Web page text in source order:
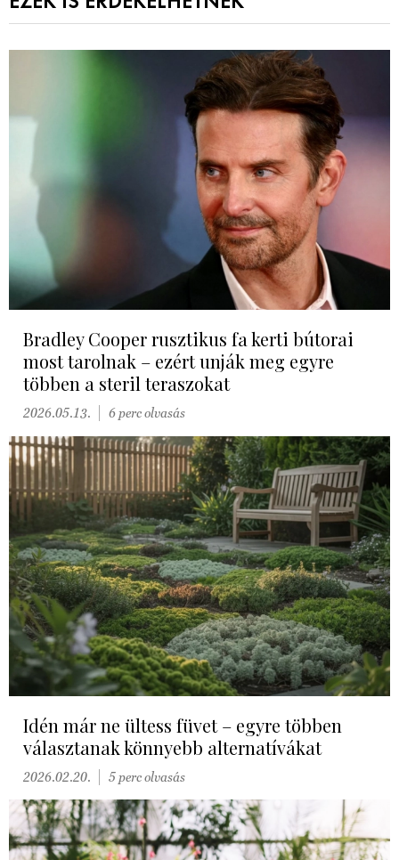
Bradley Cooper rusztikus fa kerti bútorai
most tarolnak – ezért unják meg egyre
többen a steril teraszokat
2026.05.13. 6 perc olvasás
Idén már ne ültess füvet – egyre többen
választanak könnyebb alternatívákat
2026.02.20. 5 perc olvasás